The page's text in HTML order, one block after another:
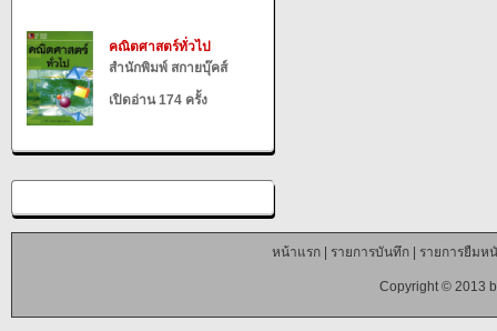
คณิตศาสตร์ทั่วไป
สำนักพิมพ์ สกายบุ๊คส์
เปิดอ่าน 174 ครั้ง
หน้าแรก| รายการบันทึก| รายการยืมห
Copyright © 2013